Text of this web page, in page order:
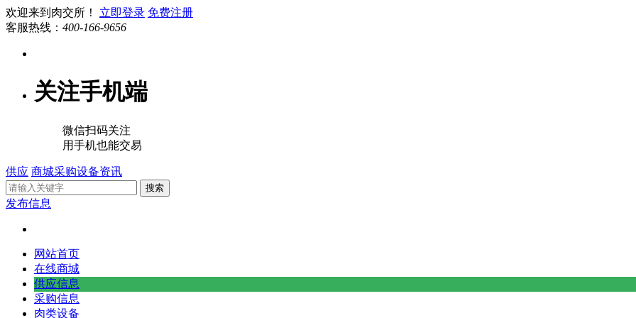
欢迎来到肉交所！ 立即登录 免费注册
客服热线： 400-166-9656
关注手机端
微信扫码关注
用手机也能交易
供应 商城采购设备资讯
搜索
发布信息
网站首页
在线商城
供应信息
采购信息
肉类设备